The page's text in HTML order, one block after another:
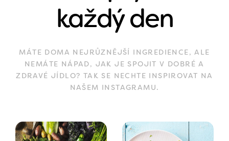
každý den
MÁTE DOMA NEJRŮZNĚJŠÍ INGREDIENCE, ALE
NEMÁTE NÁPAD, JAK JE SPOJIT V DOBRÉ A
ZDRAVÉ JÍDLO? TAK SE NECHTE INSPIROVAT NA
NAŠEM INSTAGRAMU.